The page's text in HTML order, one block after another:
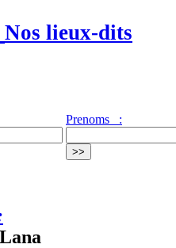
Nos lieux-dits
Prenoms :